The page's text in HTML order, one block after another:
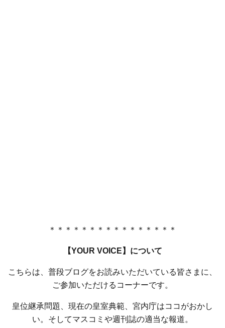
＊＊＊＊＊＊＊＊＊＊＊＊＊＊＊＊
【YOUR VOICE】について
こちらは、普段ブログをお読みいただいている皆さまに、
ご参加いただけるコーナーです。
皇位継承問題、現在の皇室典範、宮内庁はココがおかし
い。そしてマスコミや週刊誌の適当な報道。